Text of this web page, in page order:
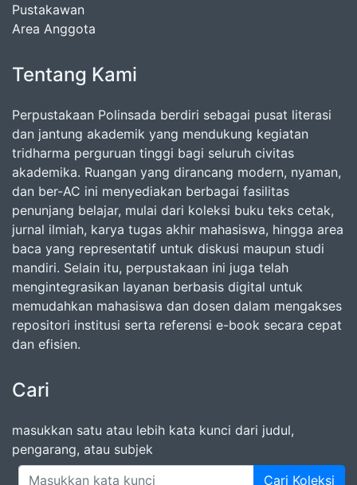
Pustakawan
Area Anggota
Tentang Kami
Perpustakaan Polinsada berdiri sebagai pusat literasi
dan jantung akademik yang mendukung kegiatan
tridharma perguruan tinggi bagi seluruh civitas
akademika. Ruangan yang dirancang modern, nyaman,
dan ber-AC ini menyediakan berbagai fasilitas
penunjang belajar, mulai dari koleksi buku teks cetak,
jurnal ilmiah, karya tugas akhir mahasiswa, hingga area
baca yang representatif untuk diskusi maupun studi
mandiri. Selain itu, perpustakaan ini juga telah
mengintegrasikan layanan berbasis digital untuk
memudahkan mahasiswa dan dosen dalam mengakses
repositori institusi serta referensi e-book secara cepat
dan efisien.
Cari
masukkan satu atau lebih kata kunci dari judul,
pengarang, atau subjek
Cari Koleksi